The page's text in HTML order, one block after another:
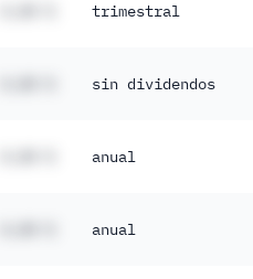
trimestral
sin dividendos
anual
anual